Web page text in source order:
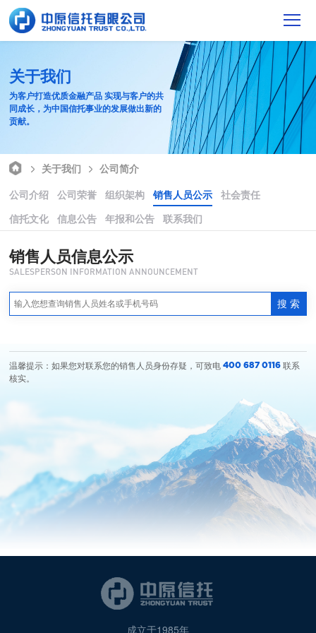
关于我们
为客户打造优质金融产品 实现与客户的共
同成长，为中国信托事业的发展做出新的
贡献。
关于我们
公司简介
公司介绍
公司荣誉 组织架构 销售人员公示
社会责任
信托文化
信息公告 年报和公告 联系我们
销售人员信息公示
SALESPERSON INFORMATION ANNOUNCEMENT
搜 索
温馨提示：如果您对联系您的销售人员身份存疑，可致电400 687 0116 联系
核实。
成立于1985年